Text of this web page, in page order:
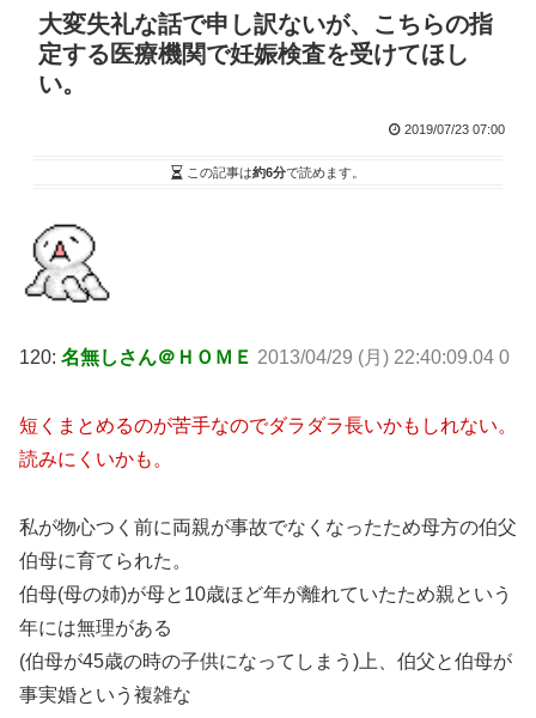
大変失礼な話で申し訳ないが、こちらの指
定する医療機関で妊娠検査を受けてほし
い。
2019/07/23 07:00
この記事は約6分で読めます。
120: 名無しさん＠ＨＯＭＥ 2013/04/29 (月) 22:40:09.04 0
短くまとめるのが苦手なのでダラダラ長いかもしれない。
読みにくいかも。
私が物心つく前に両親が事故でなくなったため母方の伯父
伯母に育てられた。
伯母(母の姉)が母と10歳ほど年が離れていたため親という
年には無理がある
(伯母が45歳の時の子供になってしまう)上、伯父と伯母が
事実婚という複雑な